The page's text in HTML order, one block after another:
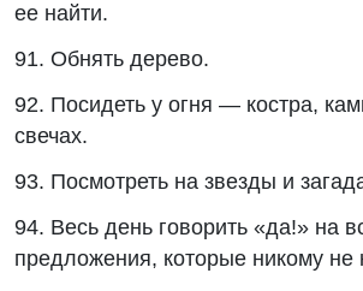
ее найти.
91. Обнять дерево.
92. Посидеть у огня — костра,
свечах.
93. Посмотреть на звезды и
94. Весь день говорить «да!» на
предложения, которые никому не